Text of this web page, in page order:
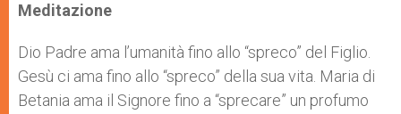
Meditazione
Dio Padre ama l’umanità fino allo “spreco” del Figlio.
Gesù ci ama fino allo “spreco” della sua vita. Maria di
Betania ama il Signore fino a “sprecare” un profumo